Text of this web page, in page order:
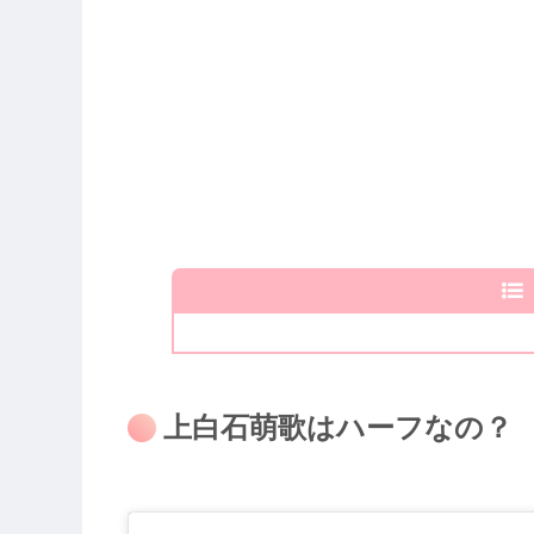
上白石萌歌はハーフなの？